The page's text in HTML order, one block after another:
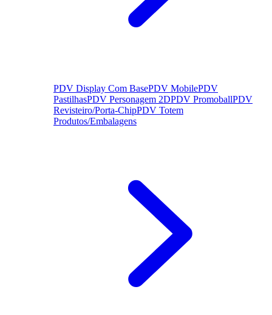
PDV Display Com BasePDV MobilePDV
PastilhasPDV Personagem 2DPDV PromoballPDV
Revisteiro/Porta-ChipPDV Totem
Produtos/Embalagens